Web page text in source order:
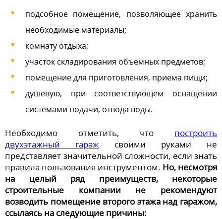
подсобное помещение, позволяющее хранить
необходимые материалы;
комнату отдыха;
участок складирования объемных предметов;
помещение для приготовления, приема пищи;
душевую, при соответствующем оснащении
системами подачи, отвода воды.
Необходимо отметить, что построить
двухэтажный гараж своими руками не
представляет значительной сложности, если знать
правила пользования инструментом. Но, несмотря
на целый ряд преимуществ, некоторые
строительные компании не рекомендуют
возводить помещение второго этажа над гаражом,
ссылаясь на следующие причины: